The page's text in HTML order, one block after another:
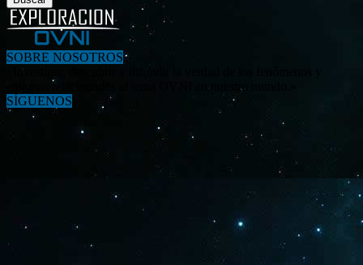
SOBRE NOSOTROS
enigmas relacionados al tema OVNI en nuestro mundo.»
SÍGUENOS